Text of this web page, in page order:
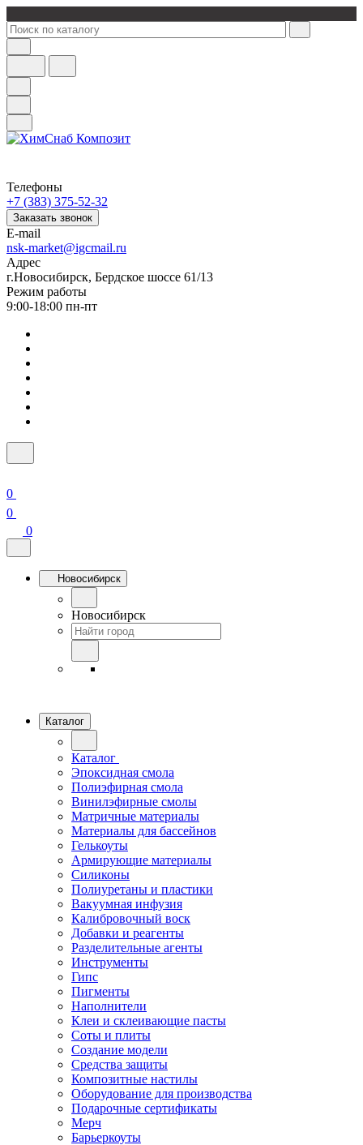
Телефоны
+7 (383) 375-52-32
Заказать звонок
E-mail
nsk-market@igcmail.ru
Адрес
г.Новосибирск, Бердское шоссе 61/13
Режим работы
9:00-18:00 пн-пт
0
0
0
Новосибирск
Новосибирск
Каталог
Каталог
Эпоксидная смола
Полиэфирная смола
Винилэфирные смолы
Матричные материалы
Материалы для бассейнов
Гелькоуты
Армирующие материалы
Силиконы
Полиуретаны и пластики
Вакуумная инфузия
Калибровочный воск
Добавки и реагенты
Разделительные агенты
Инструменты
Гипс
Пигменты
Наполнители
Клеи и склеивающие пасты
Соты и плиты
Создание модели
Средства защиты
Композитные настилы
Оборудование для производства
Подарочные сертификаты
Мерч
Барьеркоуты